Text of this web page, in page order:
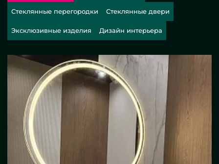
Стеклянные перегородки Стеклянные двери
Эксклюзивные изделия Дизайн интерьера